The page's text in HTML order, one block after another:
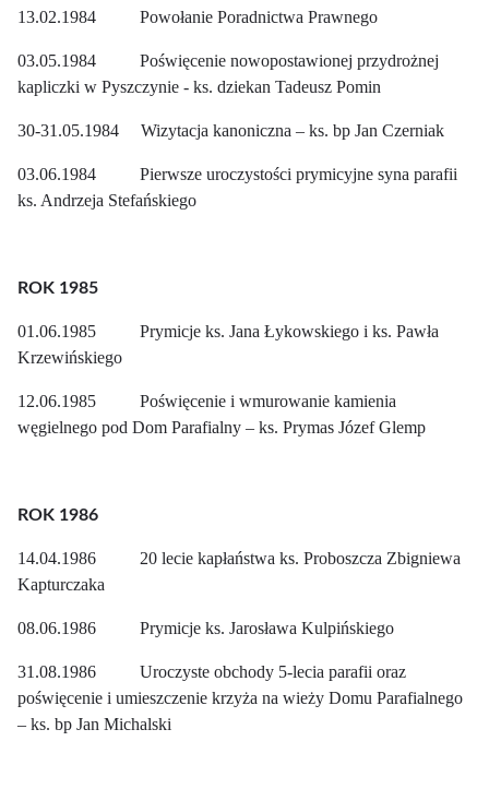
13.02.1984 Powołanie Poradnictwa Prawnego
03.05.1984 Poświęcenie nowopostawionej przydrożnej
kapliczki w Pyszczynie - ks. dziekan Tadeusz Pomin
30-31.05.1984 Wizytacja kanoniczna – ks. bp Jan Czerniak
03.06.1984 Pierwsze uroczystości prymicyjne syna parafii
ks. Andrzeja Stefańskiego
ROK 1985
01.06.1985 Prymicje ks. Jana Łykowskiego i ks. Pawła
Krzewińskiego
12.06.1985 Poświęcenie i wmurowanie kamienia
węgielnego pod Dom Parafialny – ks. Prymas Józef Glemp
ROK 1986
14.04.1986 20 lecie kapłaństwa ks. Proboszcza Zbigniewa
Kapturczaka
08.06.1986 Prymicje ks. Jarosława Kulpińskiego
31.08.1986 Uroczyste obchody 5-lecia parafii oraz
poświęcenie i umieszczenie krzyża na wieży Domu Parafialnego
– ks. bp Jan Michalski